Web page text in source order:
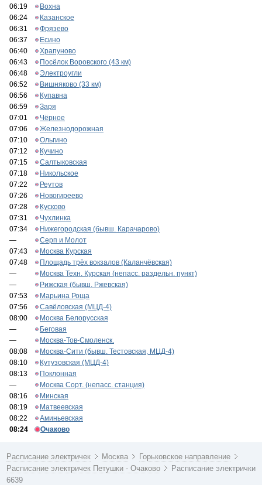
06:19
Вохна
06:24
Казанское
06:31
Фрязево
06:37
Есино
06:40
Храпуново
06:43
Посёлок Воровского (43 км)
06:48
Электроугли
06:52
Вишняково (33 км)
06:56
Купавна
06:59
Заря
07:01
Чёрное
07:06
Железнодорожная
07:10
Ольгино
07:12
Кучино
07:15
Салтыковская
07:18
Никольское
07:22
Реутов
07:26
Новогиреево
07:28
Кусково
07:31
Чухлинка
07:34
Нижегородская (бывш. Карачарово)
—
Серп и Молот
07:43
Москва Курская
07:48
Площадь трёх вокзалов (Каланчёвская)
—
Москва Техн. Курская (непасс. раздельн. пункт)
—
Рижская (бывш. Ржевская)
07:53
Марьина Роща
07:56
Савёловская (МЦД-4)
08:00
Москва Белорусская
—
Беговая
—
Москва-Тов-Смоленск.
08:08
Москва-Сити (бывш. Тестовская, МЦД-4)
08:10
Кутузовская (МЦД-4)
08:13
Поклонная
—
Москва Сорт. (непасс. станция)
08:16
Минская
08:19
Матвеевская
08:22
Аминьевская
08:24
Очаково
Расписание электричек Москва
Горьковское направление
Расписание электричек Петушки - Очаково
Расписание электрички
6639